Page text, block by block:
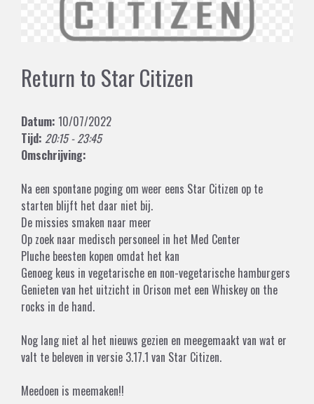
Return to Star Citizen
Datum: 10/07/2022
Tijd: 20:15 - 23:45
Omschrijving:
Na een spontane poging om weer eens Star Citizen op te
starten blijft het daar niet bij.
De missies smaken naar meer
Op zoek naar medisch personeel in het Med Center
Pluche beesten kopen omdat het kan
Genoeg keus in vegetarische en non-vegetarische hamburgers
Genieten van het uitzicht in Orison met een Whiskey on the
rocks in de hand.
Nog lang niet al het nieuws gezien en meegemaakt van wat er
valt te beleven in versie 3.17.1 van Star Citizen.
Meedoen is meemaken!!